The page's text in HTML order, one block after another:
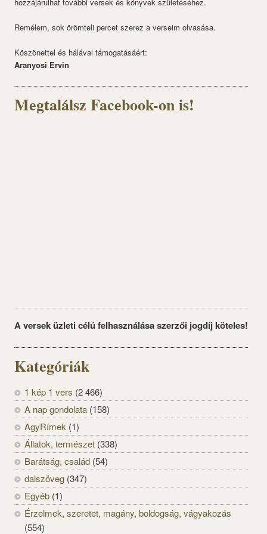
Remélem, sok örömteli percet szerez a verseim olvasása.
Köszönettel és hálával támogatásáért:
Aranyosi Ervin
Megtalálsz Facebook-on is!
A versek üzleti célú felhasználása szerzői jogdíj köteles!
Kategóriák
1 kép 1 vers (2 466)
A nap gondolata (158)
AgyRímek (1)
Állatok, természet (338)
Barátság, család (54)
dalszöveg (347)
Egyéb (1)
Érzelmek, szeretet, magány, boldogság, vágyakozás
(554)